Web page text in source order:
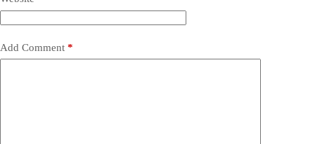
Add Comment *